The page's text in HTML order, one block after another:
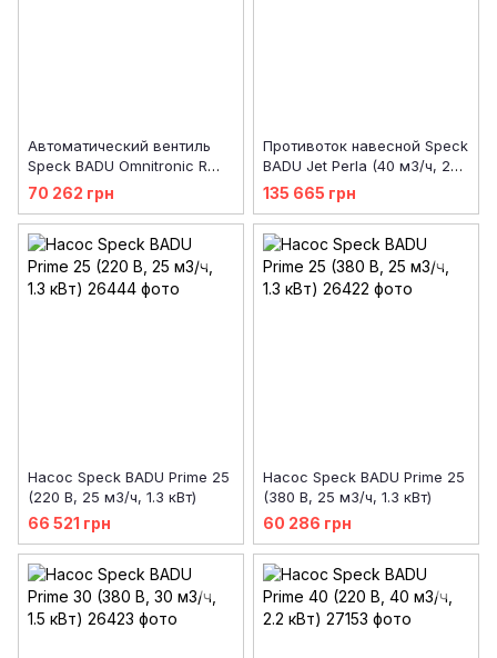
Автоматический вентиль
Speck BADU Omnitronic R
51/3A 2
70 262 грн
Противоток навесной Speck
BADU Jet Perla (40 м3/ч, 220
В, LED RGB)
135 665 грн
Насос Speck BADU Prime 25
(220 В, 25 м3/ч, 1.3 кВт)
66 521 грн
Насос Speck BADU Prime 25
(380 В, 25 м3/ч, 1.3 кВт)
60 286 грн